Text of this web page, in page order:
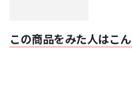
・ Works with SONOS ●
・ Roon Tested ●
この商品をみた人はこ